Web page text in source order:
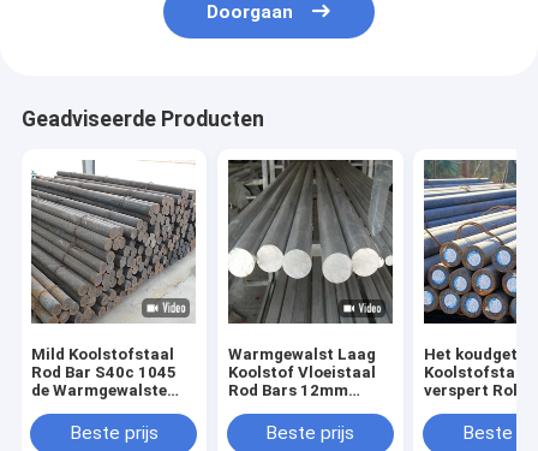
Doorgaan
Geadviseerde Producten
Mild Koolstofstaal
Rod Bar S40c 1045
de Warmgewalste
van A36Beste prijs
Warmgewalst Laag
Koolstof Vloeistaal
Rod Bars 12mm
Sm45cBeste prijs
Het
Koolstofstaal
verspert
A36 C45 1045
Beste